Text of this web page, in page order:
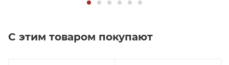
С этим товаром покупают